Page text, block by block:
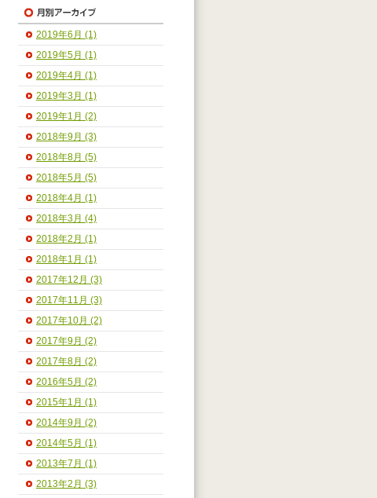
2019年6月 (1)
2019年5月 (1)
2019年4月 (1)
2019年3月 (1)
2019年1月 (2)
2018年9月 (3)
2018年8月 (5)
2018年5月 (5)
2018年4月 (1)
2018年3月 (4)
2018年2月 (1)
2018年1月 (1)
2017年12月 (3)
2017年11月 (3)
2017年10月 (2)
2017年9月 (2)
2017年8月 (2)
2016年5月 (2)
2015年1月 (1)
2014年9月 (2)
2014年5月 (1)
2013年7月 (1)
2013年2月 (3)